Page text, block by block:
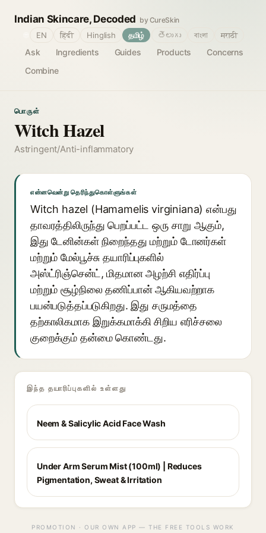
Indian Skincare, Decoded by CureSkin
Ask Ingredients Guides Products
Concerns
Combine
EN हिंदी Hinglish தமிழ் తెలుగు বাংলা मराठी
பொருள்
Witch Hazel
Astringent/Anti-inflammatory
என்னவென்று தெரிந்துகொள்ளுங்கள்
Witch hazel (Hamamelis virginiana) என்பது
தாவரத்திலிருந்து பெறப்பட்ட ஒரு சாறு ஆகும்,
இது டேனின்கள் நிறைந்தது மற்றும் டோனர்கள்
மற்றும் மேல்பூச்சு தயாரிப்புகளில்
அஸ்ட்ரிஞ்சென்ட், மிதமான அழற்சி எதிர்ப்பு
மற்றும் சூழ்நிலை தணிப்பான் ஆகியவற்றாக
பயன்படுத்தப்படுகிறது. இது சருமத்தை
தற்காலிகமாக இறுக்கமாக்கி சிறிய எரிச்சலை
குறைக்கும் தன்மை கொண்டது.
இந்த தயாரிப்புகளில் உள்ளது
Neem & Salicylic Acid Face Wash
Under Arm Serum Mist (100ml) | Reduces
Pigmentation, Sweat & Irritation
PROMOTION · OUR OWN APP — THE FREE TOOLS WORK